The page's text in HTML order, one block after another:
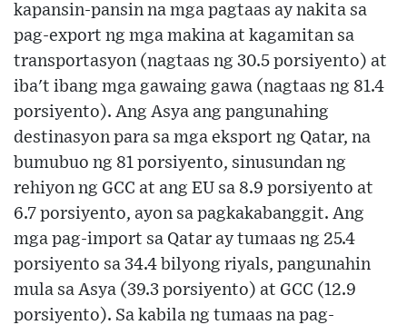
kapansin-pansin na mga pagtaas ay nakita sa
pag-export ng mga makina at kagamitan sa
transportasyon (nagtaas ng 30.5 porsiyento) at
iba't ibang mga gawaing gawa (nagtaas ng 81.4
porsiyento). Ang Asya ang pangunahing
destinasyon para sa mga eksport ng Qatar, na
bumubuo ng 81 porsiyento, sinusundan ng
rehiyon ng GCC at ang EU sa 8.9 porsiyento at
6.7 porsiyento, ayon sa pagkakabanggit. Ang
mga pag-import sa Qatar ay tumaas ng 25.4
porsiyento sa 34.4 bilyong riyals, pangunahin
mula sa Asya (39.3 porsiyento) at GCC (12.9
porsiyento). Sa kabila ng tumaas na pag-